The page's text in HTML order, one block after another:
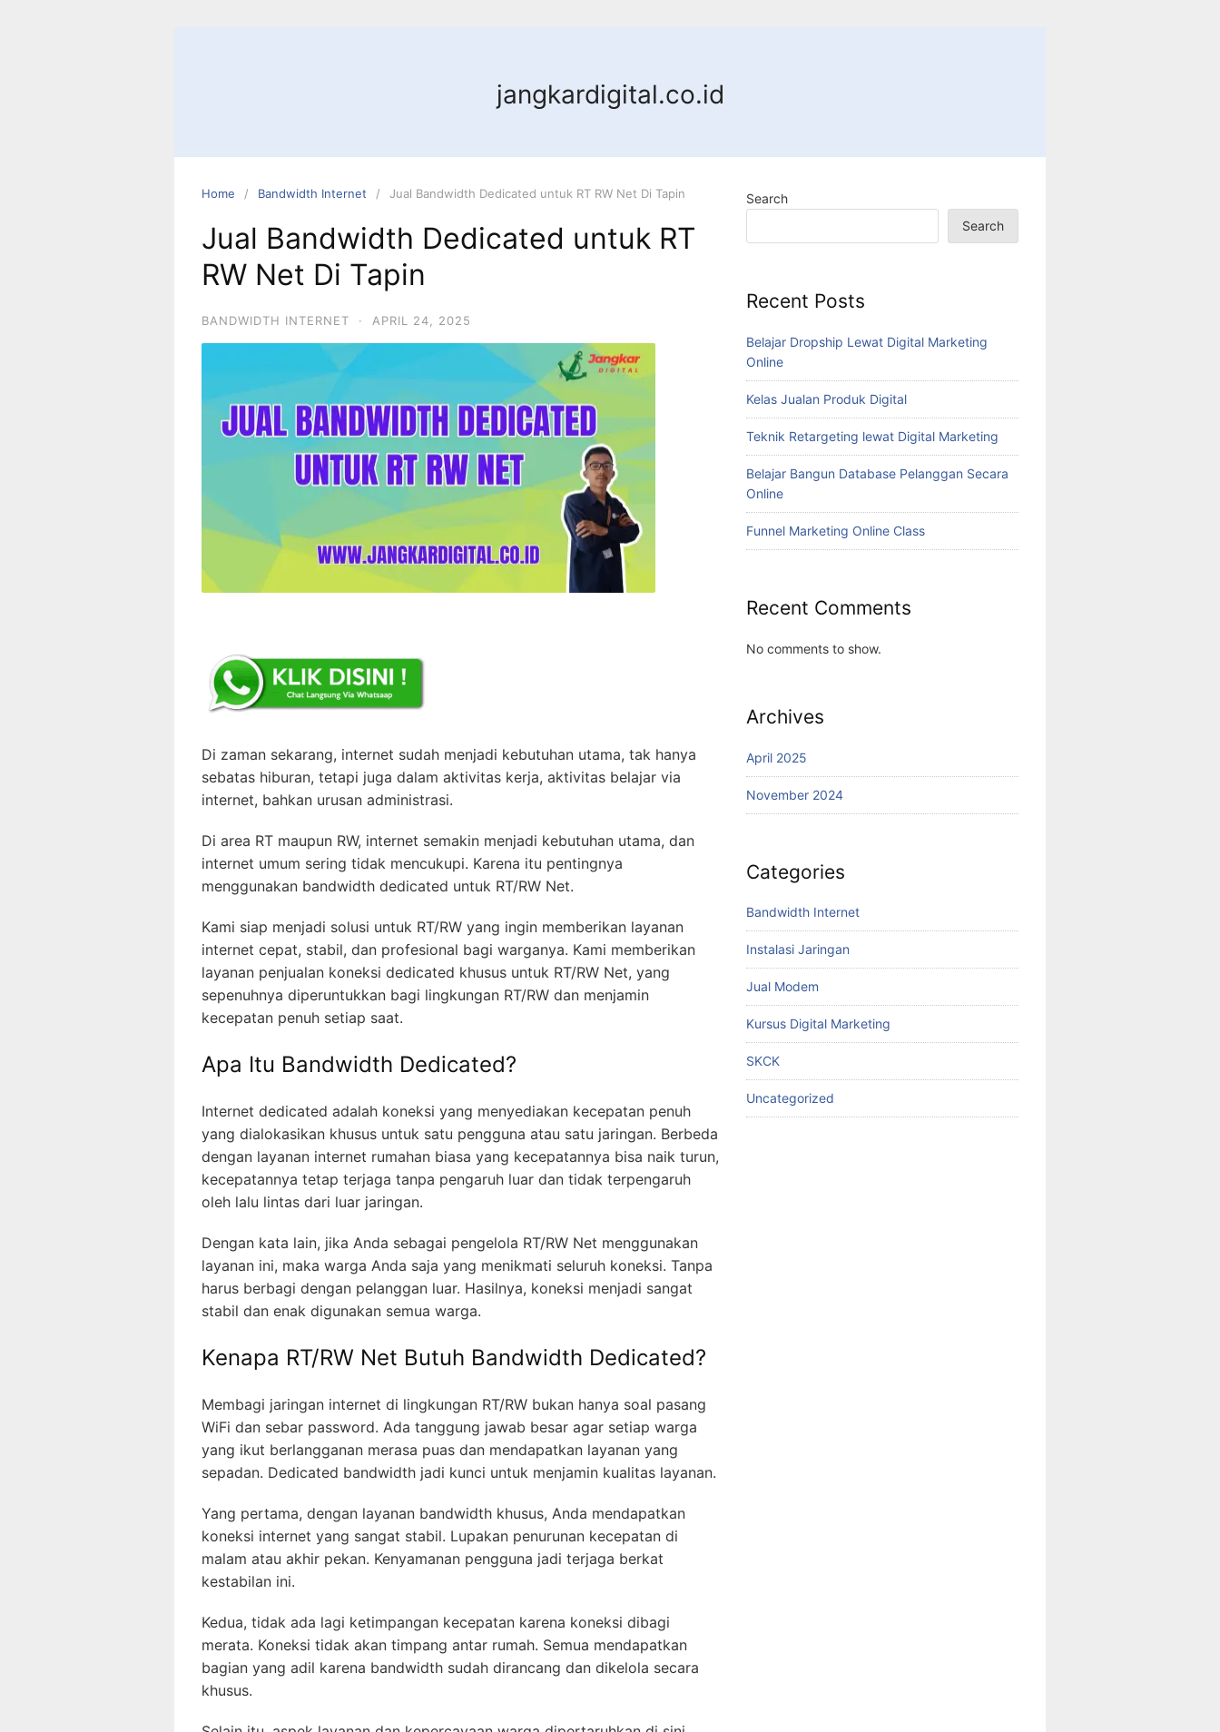
jangkardigital.co.id
Home Bandwidth Internet Jual Bandwidth Dedicated untuk RT RW Net Di Tapin
Jual Bandwidth Dedicated untuk RT
RW Net Di Tapin
BANDWIDTH INTERNET · APRIL 24, 2025
Di zaman sekarang, internet sudah menjadi kebutuhan utama, tak hanya
sebatas hiburan, tetapi juga dalam aktivitas kerja, aktivitas belajar via
internet, bahkan urusan administrasi.
Di area RT maupun RW, internet semakin menjadi kebutuhan utama, dan
internet umum sering tidak mencukupi. Karena itu pentingnya
menggunakan bandwidth dedicated untuk RT/RW Net.
Kami siap menjadi solusi untuk RT/RW yang ingin memberikan layanan
internet cepat, stabil, dan profesional bagi warganya. Kami memberikan
layanan penjualan koneksi dedicated khusus untuk RT/RW Net, yang
sepenuhnya diperuntukkan bagi lingkungan RT/RW dan menjamin
kecepatan penuh setiap saat.
Apa Itu Bandwidth Dedicated?
Internet dedicated adalah koneksi yang menyediakan kecepatan penuh
yang dialokasikan khusus untuk satu pengguna atau satu jaringan. Berbeda
dengan layanan internet rumahan biasa yang kecepatannya bisa naik turun,
kecepatannya tetap terjaga tanpa pengaruh luar dan tidak terpengaruh
oleh lalu lintas dari luar jaringan.
Dengan kata lain, jika Anda sebagai pengelola RT/RW Net menggunakan
layanan ini, maka warga Anda saja yang menikmati seluruh koneksi. Tanpa
harus berbagi dengan pelanggan luar. Hasilnya, koneksi menjadi sangat
stabil dan enak digunakan semua warga.
Kenapa RT/RW Net Butuh Bandwidth Dedicated?
Membagi jaringan internet di lingkungan RT/RW bukan hanya soal pasang
WiFi dan sebar password. Ada tanggung jawab besar agar setiap warga
yang ikut berlangganan merasa puas dan mendapatkan layanan yang
sepadan. Dedicated bandwidth jadi kunci untuk menjamin kualitas layanan.
Yang pertama, dengan layanan bandwidth khusus, Anda mendapatkan
koneksi internet yang sangat stabil. Lupakan penurunan kecepatan di
malam atau akhir pekan. Kenyamanan pengguna jadi terjaga berkat
kestabilan ini.
Kedua, tidak ada lagi ketimpangan kecepatan karena koneksi dibagi
merata. Koneksi tidak akan timpang antar rumah. Semua mendapatkan
bagian yang adil karena bandwidth sudah dirancang dan dikelola secara
khusus.
Search
Search
Recent Posts
Belajar Dropship Lewat Digital Marketing
Online
Kelas Jualan Produk Digital
Teknik Retargeting lewat Digital Marketing
Belajar Bangun Database Pelanggan Secara
Online
Funnel Marketing Online Class
Recent Comments
No comments to show.
Archives
April 2025
November 2024
Categories
Bandwidth Internet
Instalasi Jaringan
Jual Modem
Kursus Digital Marketing
SKCK
Uncategorized